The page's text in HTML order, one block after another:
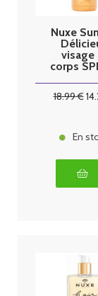
Nuxe
visage
corps
18.99€14
En